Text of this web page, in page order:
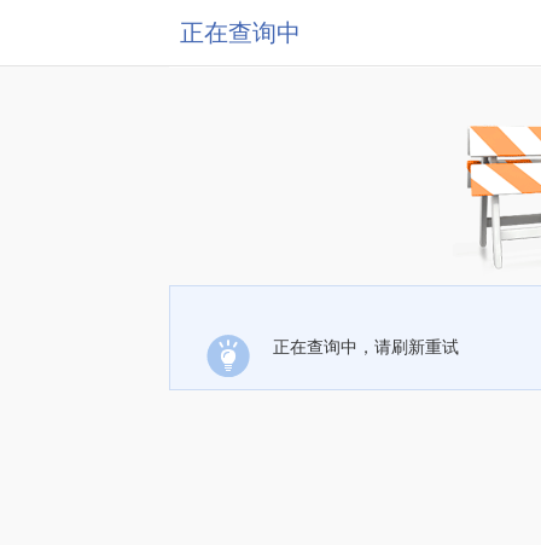
正在查询中
正在查询中，请刷新重试